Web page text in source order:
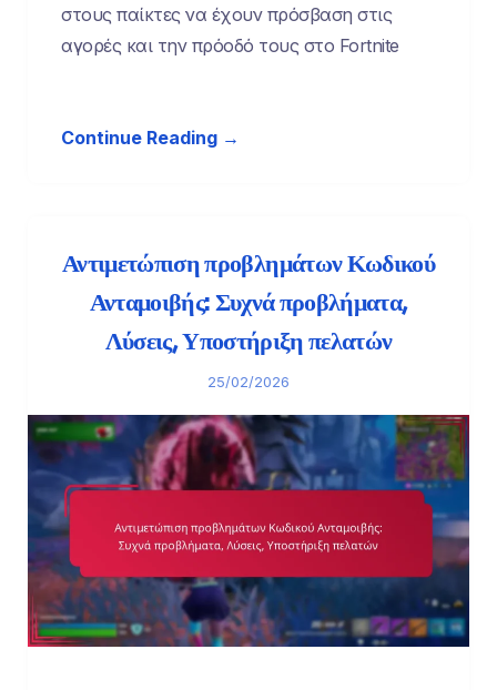
στους παίκτες να έχουν πρόσβαση στις
αγορές και την πρόοδό τους στο Fortnite
Continue Reading →
Αντιμετώπιση προβλημάτων Κωδικού
Ανταμοιβής: Συχνά προβλήματα,
Λύσεις, Υποστήριξη πελατών
25/02/2026